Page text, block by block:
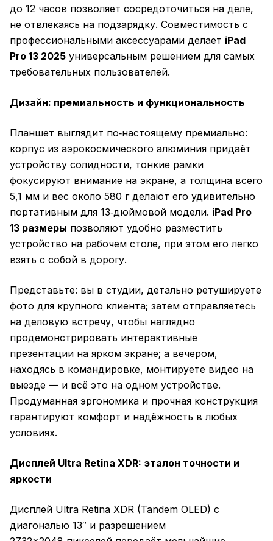
до 12 часов позволяет сосредоточиться на деле,
не отвлекаясь на подзарядку. Совместимость с
профессиональными аксессуарами делает iPad
Pro 13 2025 универсальным решением для самых
требовательных пользователей.
Дизайн: премиальность и функциональность
Планшет выглядит по‑настоящему премиально:
корпус из аэрокосмического алюминия придаёт
устройству солидности, тонкие рамки
фокусируют внимание на экране, а толщина всего
5,1 мм и вес около 580 г делают его удивительно
портативным для 13‑дюймовой модели. iPad Pro
13 размеры позволяют удобно разместить
устройство на рабочем столе, при этом его легко
взять с собой в дорогу.
Представьте: вы в студии, детально ретушируете
фото для крупного клиента; затем отправляетесь
на деловую встречу, чтобы наглядно
продемонстрировать интерактивные
презентации на ярком экране; а вечером,
находясь в командировке, монтируете видео на
выезде — и всё это на одном устройстве.
Продуманная эргономика и прочная конструкция
гарантируют комфорт и надёжность в любых
условиях.
Дисплей Ultra Retina XDR: эталон точности и
яркости
Дисплей Ultra Retina XDR (Tandem OLED) с
диагональю 13″ и разрешением